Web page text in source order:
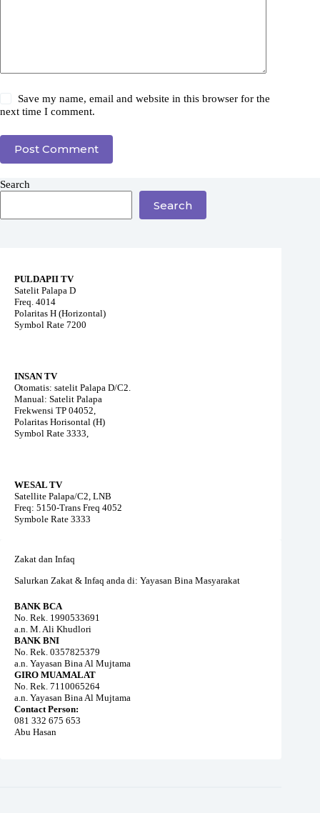
Save my name, email and website in this browser for the
next time I comment.
Post Comment
Search
Search
PULDAPII TV
Satelit Palapa D
Freq. 4014
Polaritas H (Horizontal)
Symbol Rate 7200
INSAN TV
Otomatis: satelit Palapa D/C2.
Manual: Satelit Palapa
Frekwensi TP 04052,
Polaritas Horisontal (H)
Symbol Rate 3333,
WESAL TV
Satellite Palapa/C2, LNB
Freq: 5150-Trans Freq 4052
Symbole Rate 3333
Zakat dan Infaq
Salurkan Zakat & Infaq anda di: Yayasan Bina Masyarakat
BANK BCA
No. Rek. 1990533691
a.n. M. Ali Khudlori
BANK BNI
No. Rek. 0357825379
a.n. Yayasan Bina Al Mujtama
GIRO MUAMALAT
No. Rek. 7110065264
a.n. Yayasan Bina Al Mujtama
Contact Person:
081 332 675 653
Abu Hasan